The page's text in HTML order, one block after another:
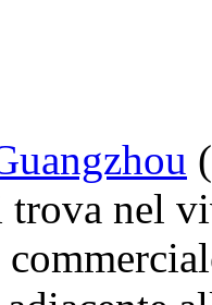
(
trova nel